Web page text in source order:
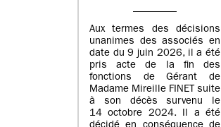
Aux termes des décisions
unanimes des associés en
date du 9 juin 2026, il a été
pris acte de la fin des
fonctions de Gérant de
Madame Mireille FINET suite
à son décès survenu le
14 octobre 2024. Il a été